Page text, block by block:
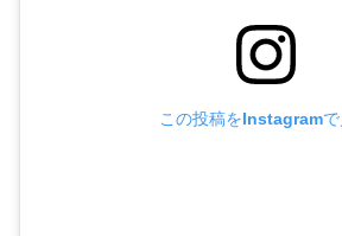
この投稿をInstagramで